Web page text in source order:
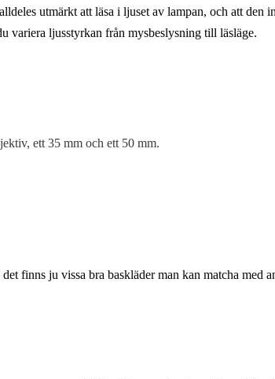
utmärkt att läsa i ljuset av lampan, och att den
variera ljusstyrkan från mysbeslysning till läsläge.
ett 35 mm och ett 50 mm.
finns ju vissa bra baskläder man kan matcha med